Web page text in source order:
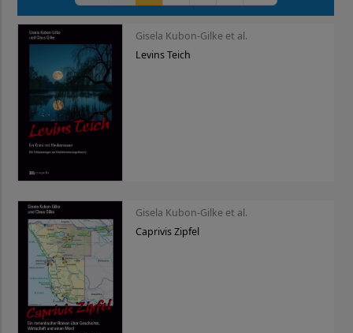
Gisela Kubon-Gilke et al.
Levins Teich
Gisela Kubon-Gilke et al.
Caprivis Zipfel